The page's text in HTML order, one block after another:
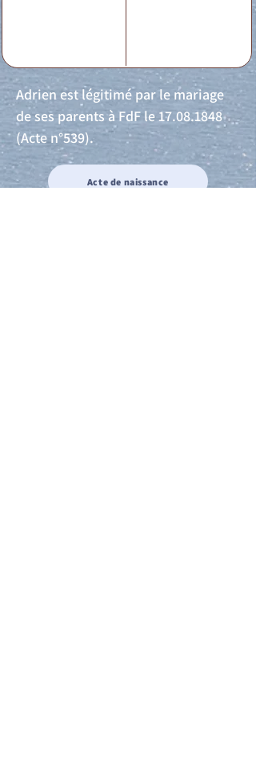
Adrien est légitimé par le mariage
de ses parents à FdF le17.08.1848
(Acte n°539).
Acte de naissance